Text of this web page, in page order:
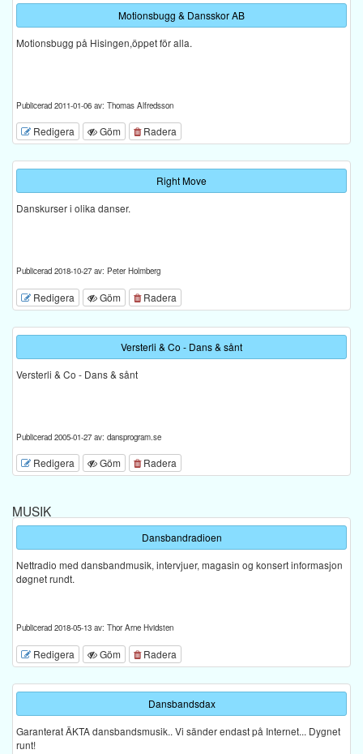
Motionsbugg & Dansskor AB
Motionsbugg på Hisingen,öppet för alla.
Publicerad 2011-01-06 av: Thomas Alfredsson
Redigera Göm Radera
Right Move
Danskurser i olika danser.
Publicerad 2018-10-27 av: Peter Holmberg
Redigera Göm Radera
Versterli & Co - Dans & sånt
Versterli & Co - Dans & sånt
Publicerad 2005-01-27 av: dansprogram.se
Redigera Göm Radera
MUSIK
Dansbandradioen
Nettradio med dansbandmusik, intervjuer, magasin og konsert informasjon
døgnet rundt.
Publicerad 2018-05-13 av: Thor Arne Hvidsten
Redigera Göm Radera
Dansbandsdax
Garanterat ÄKTA dansbandsmusik.. Vi sänder endast på Internet... Dygnet
runt!